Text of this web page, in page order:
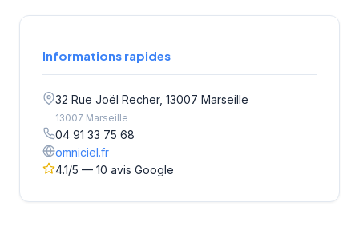
Informations rapides
32 Rue Joël Recher, 13007 Marseille
13007 Marseille
04 91 33 75 68
omniciel.fr
4.1/5 — 10 avis Google